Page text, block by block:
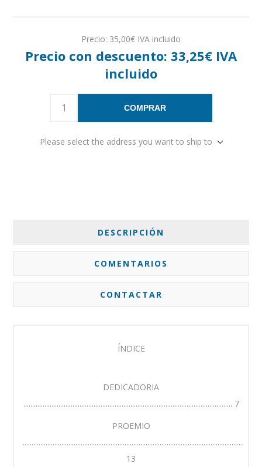
Precio: 35,00€ IVA incluido
Precio con descuento: 33,25€ IVA
incluido
COMPRAR
Please select the address you want to ship to
DESCRIPCIÓN
COMENTARIOS
CONTACTAR
ÍNDICE
DEDICADORIA
....................................................................................................................... 7
PROEMIO
..............................................................................................................................
13